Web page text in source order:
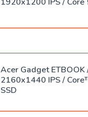
Acer Gadget
2160x1440 IPS /
SSD